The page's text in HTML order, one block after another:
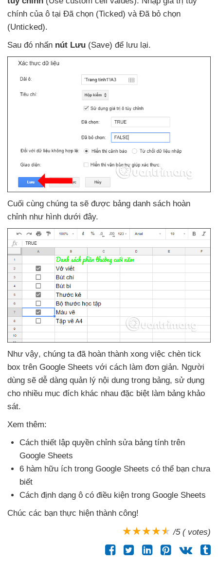
chính của ô tại Đã chọn (Ticked) và Đã bỏ chọn
(Unticked).
Sau đó nhấn nút Lưu (Save) để lưu lại.
Cuối cùng chúng ta sẽ được bảng danh sách hoàn
chỉnh như hình dưới đây.
Như vậy, chúng ta đã hoàn thành xong việc chèn tick
box trên Google Sheets với cách làm đơn giản. Người
dùng sẽ dễ dàng quản lý nội dung trong bảng, sử dụng
cho nhiều mục đích khác nhau đặc biệt làm bảng khảo
sát.
Xem thêm:
Cách thiết lập quyền chỉnh sửa bảng tính trên
Google Sheets
6 hàm hữu ích trong Google Sheets có thể bạn chưa
biết
Cách định dạng ô có điều kiện trong Google Sheets
Chúc các bạn thực hiện thành công!
/5 ( votes)